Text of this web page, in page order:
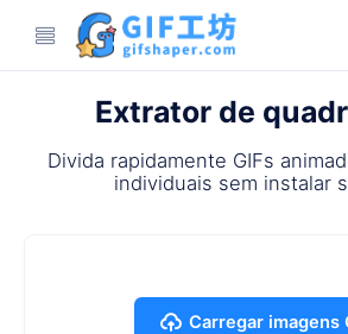
Extrator de
Divida rapidamente GIFs
individuais sem instalar
Carregar imagens